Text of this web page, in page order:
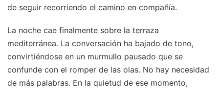
de seguir recorriendo el camino en compañía.
La noche cae finalmente sobre la terraza
mediterránea. La conversación ha bajado de tono,
convirtiéndose en un murmullo pausado que se
confunde con el romper de las olas. No hay necesidad
de más palabras. En la quietud de ese momento,